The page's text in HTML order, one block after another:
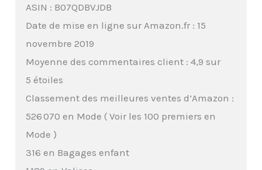
ASIN : B07QDBVJDB
Date de mise en ligne sur Amazon.fr : 15
novembre 2019
Moyenne des commentaires client : 4,9 sur
5 étoiles
Classement des meilleures ventes d’Amazon :
526 070 en Mode ( Voir les 100 premiers en
Mode )
316 en Bagages enfant